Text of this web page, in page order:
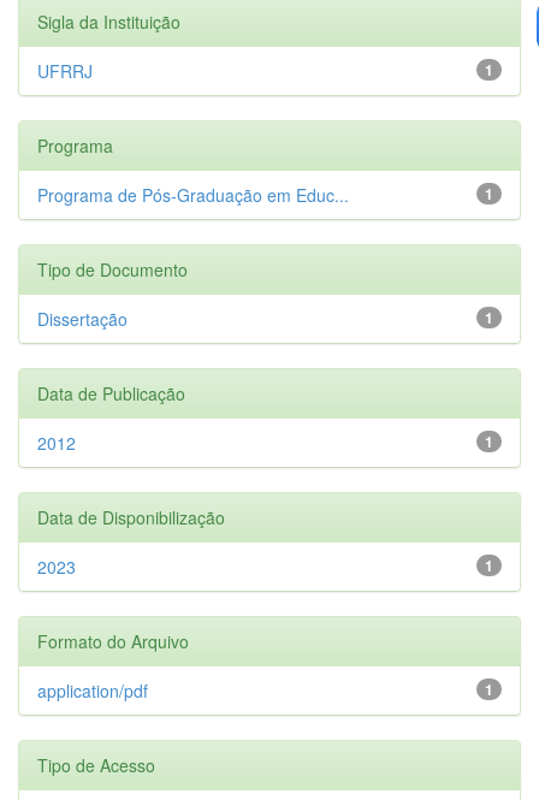
Sigla da Instituição
1
UFRRJ
Programa
1
Programa de Pós-Graduação em Educ...
Tipo de Documento
1
Dissertação
Data de Publicação
1
2012
Data de Disponibilização
1
2023
Formato do Arquivo
1
application/pdf
Tipo de Acesso